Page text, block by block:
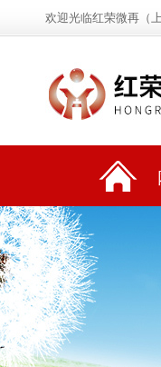
欢迎光临红荣微再（